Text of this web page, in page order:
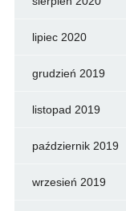
lipiec 2020
grudzień 2019
listopad 2019
październik 2019
wrzesień 2019